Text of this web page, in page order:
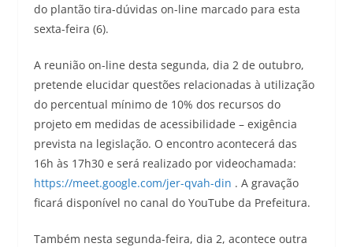
do plantão tira-dúvidas on-line marcado para esta
sexta-feira (6).
A reunião on-line desta segunda, dia 2 de outubro,
pretende elucidar questões relacionadas à utilização
do percentual mínimo de 10% dos recursos do
projeto em medidas de acessibilidade – exigência
prevista na legislação. O encontro acontecerá das
16h às 17h30 e será realizado por videochamada:
https://meet.google.com/jer-qvah-din . A gravação
ficará disponível no canal do YouTube da Prefeitura.
Também nesta segunda-feira, dia 2, acontece outra